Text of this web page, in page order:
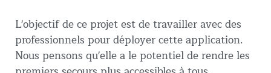
L'objectif de ce projet est de travailler avec des
professionnels pour déployer cette application.
Nous pensons qu'elle a le potentiel de rendre les